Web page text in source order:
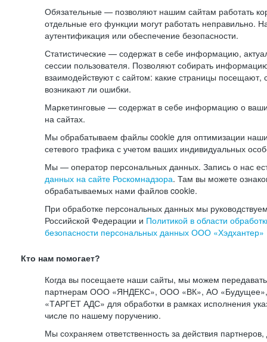
Обязательные — позволяют нашим сайтам работать
отдельные его функции могут работать неправильно.
аутентификация или обеспечение безопасности.
Статистические — содержат в себе информацию,
сессии пользователя. Позволяют собирать
взаимодействуют с сайтом: какие страницы посещают,
возникают ли ошибки.
Маркетинговые — содержат в себе информацию о
на сайтах.
Мы обрабатываем файлы cookie для оптимизации
сетевого трафика с учетом ваших индивидуальных
Мы — оператор персональных данных. Запись о нас
данных на сайте Роскомнадзора. Там вы можете
обрабатываемых нами файлов cookie.
При обработке персональных данных мы
Российской Федерации и Политикой в области
безопасности персональных данных ООО «Хэдхантер»
Кто нам помогает?
Когда вы посещаете наши сайты, мы можем
партнерам ООО «ЯНДЕКС», ООО «ВК», АО
«ТАРГЕТ АДС» для обработки в рамках исполнения
числе по нашему поручению.
Мы сохраняем ответственность за действия